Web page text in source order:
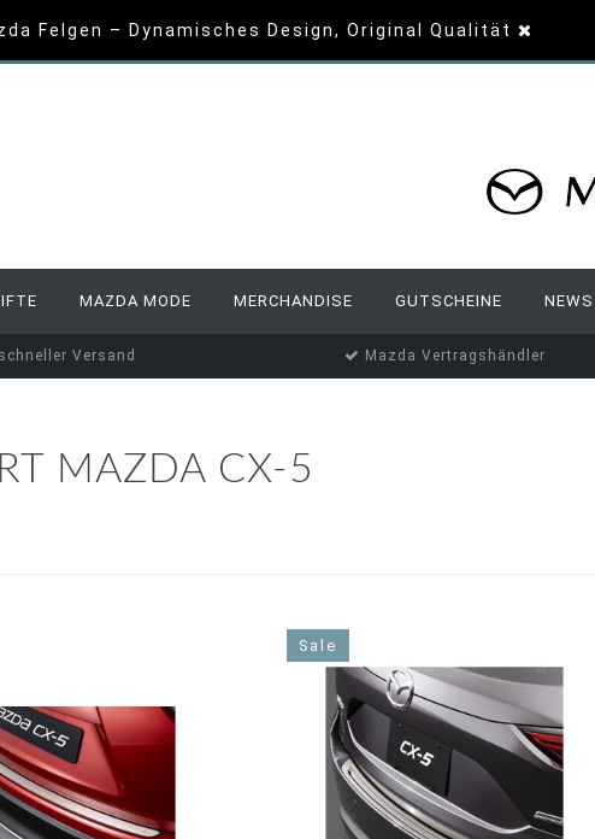
Felgen – Dynamisches Design, Original Qualität
MAZDA MODE MERCHANDISE GUTSCHEINE NEWS
schneller Versand Mazda Vertragshändler
MAZDA CX-5
Sale